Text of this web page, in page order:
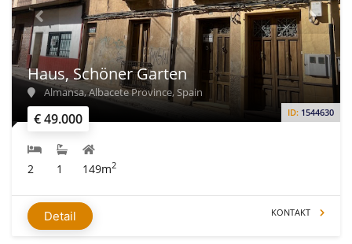
€ 49.000 ID: 1544630
Haus, Schöner Garten
Almansa, Albacete Province, Spain
2 1 149m2
Detail KONTAKT